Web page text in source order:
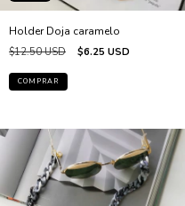
Holder Doja caramelo
$12.50 USD $6.25 USD